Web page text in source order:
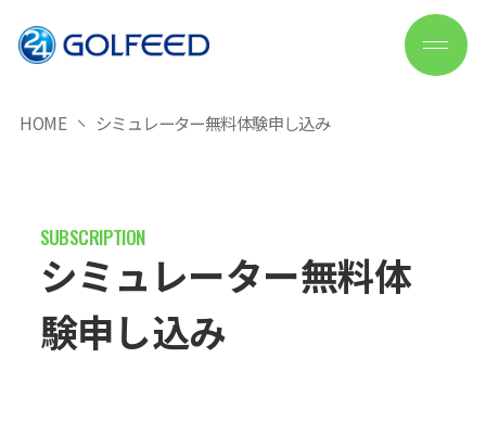
HOME シミュレーター無料体験申し込み
シミュレーター無料体
験申し込み